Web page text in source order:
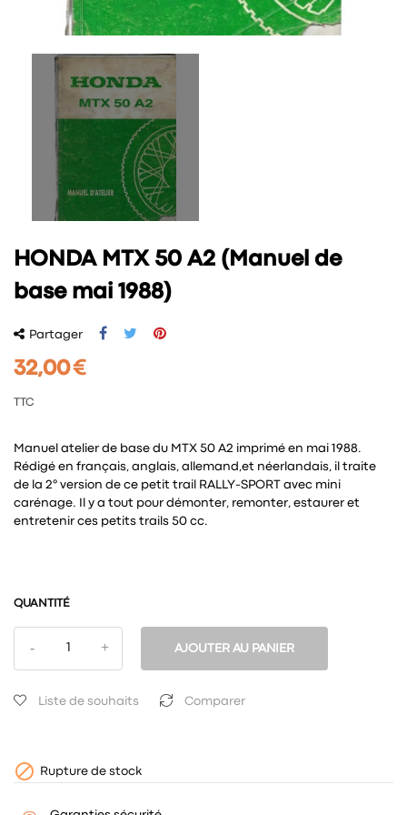
HONDA MTX 50 A2 (Manuel de
base mai 1988)
Partager
32,00 €
TTC
Manuel atelier de base du MTX 50 A2 imprimé en mai 1988.
Rédigé en français, anglais, allemand,et néerlandais, il traite
de la 2° version de ce petit trail RALLY-SPORT avec mini
carénage. Il y a tout pour démonter, remonter, estaurer et
entretenir ces petits trails 50 cc.
QUANTITÉ
AJOUTER AU PANIER
Liste de souhaits Comparer
 Rupture de stock